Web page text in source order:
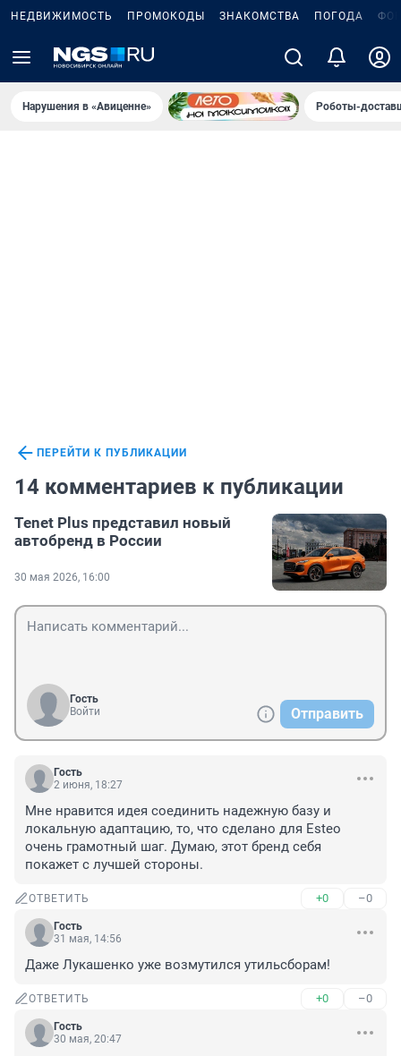
НЕДВИЖИМОСТЬ ПРОМОКОДЫ ЗНАКОМСТВА ПОГОДА
Нарушения в «Авиценне» Роботы-
ПЕРЕЙТИ К ПУБЛИКАЦИИ
14 комментариев к публикации
Tenet Plus представил новый
автобренд в России
30 мая 2026, 16:00
Гость
Войти
Отправить
Гость
2 июня, 18:27
Мне нравится идея соединить надежную базу и
локальную адаптацию, то, что сделано для Esteo
очень грамотный шаг. Думаю, этот бренд себя
покажет с лучшей стороны.
ОТВЕТИТЬ +0 –0
Гость
31 мая, 14:56
Даже Лукашенко уже возмутился утильсборам!
ОТВЕТИТЬ +0 –0
Гость
30 мая, 20:47